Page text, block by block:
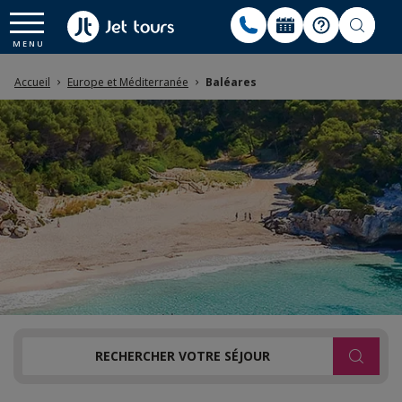
Accueil Europe et Méditerranée Baléares
RECHERCHER VOTRE SÉJOUR